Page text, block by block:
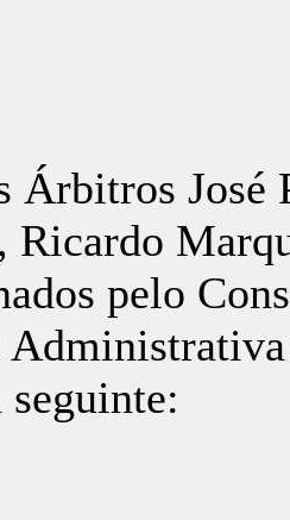
Árbitros
Ricardo
pelo